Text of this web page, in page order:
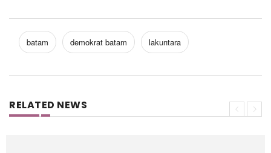
batam demokrat batam lakuntara
RELATED NEWS